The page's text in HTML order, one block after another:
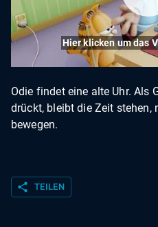
Hier klicken um das
Odie findet eine alte Uhr. Als
drückt, bleibt die Zeit stehen,
bewegen.
share TEILEN